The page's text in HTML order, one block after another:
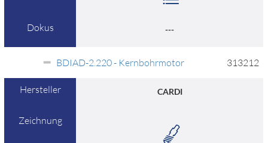
Dokus ---
BDIAD-2.220 - Kernbohrmotor 313212
Hersteller CARDI
Zeichnung